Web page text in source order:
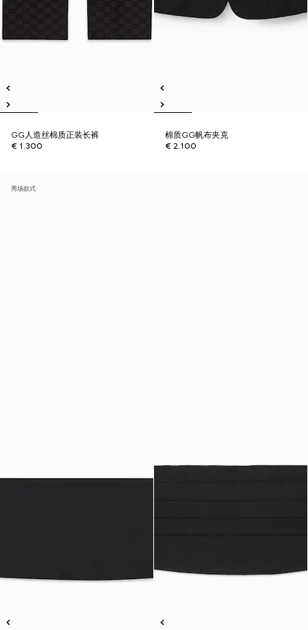
GG人造丝棉质正装长裤
€ 1.300
棉质GG帆布夹克
€ 2.100
秀场款式